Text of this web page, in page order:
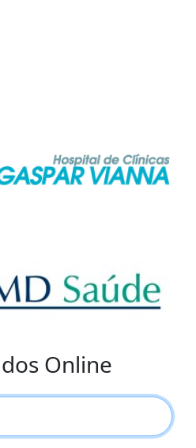
Online